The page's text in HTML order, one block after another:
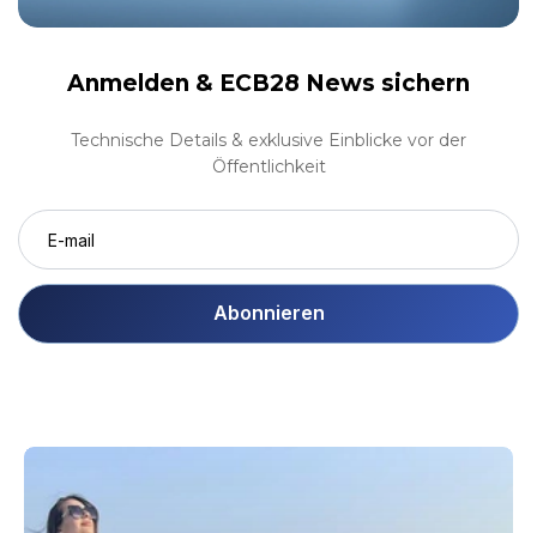
Anmelden & ECB28 News sichern
Technische Details & exklusive Einblicke vor der
Öffentlichkeit
Abonnieren